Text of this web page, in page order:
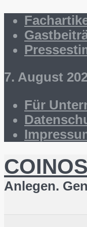
7. August
Für
Anlegen.